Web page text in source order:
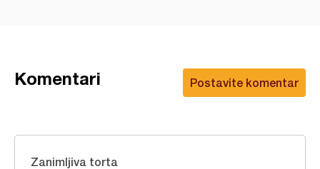
Postavite komentar
Komentari
Zanimljiva torta